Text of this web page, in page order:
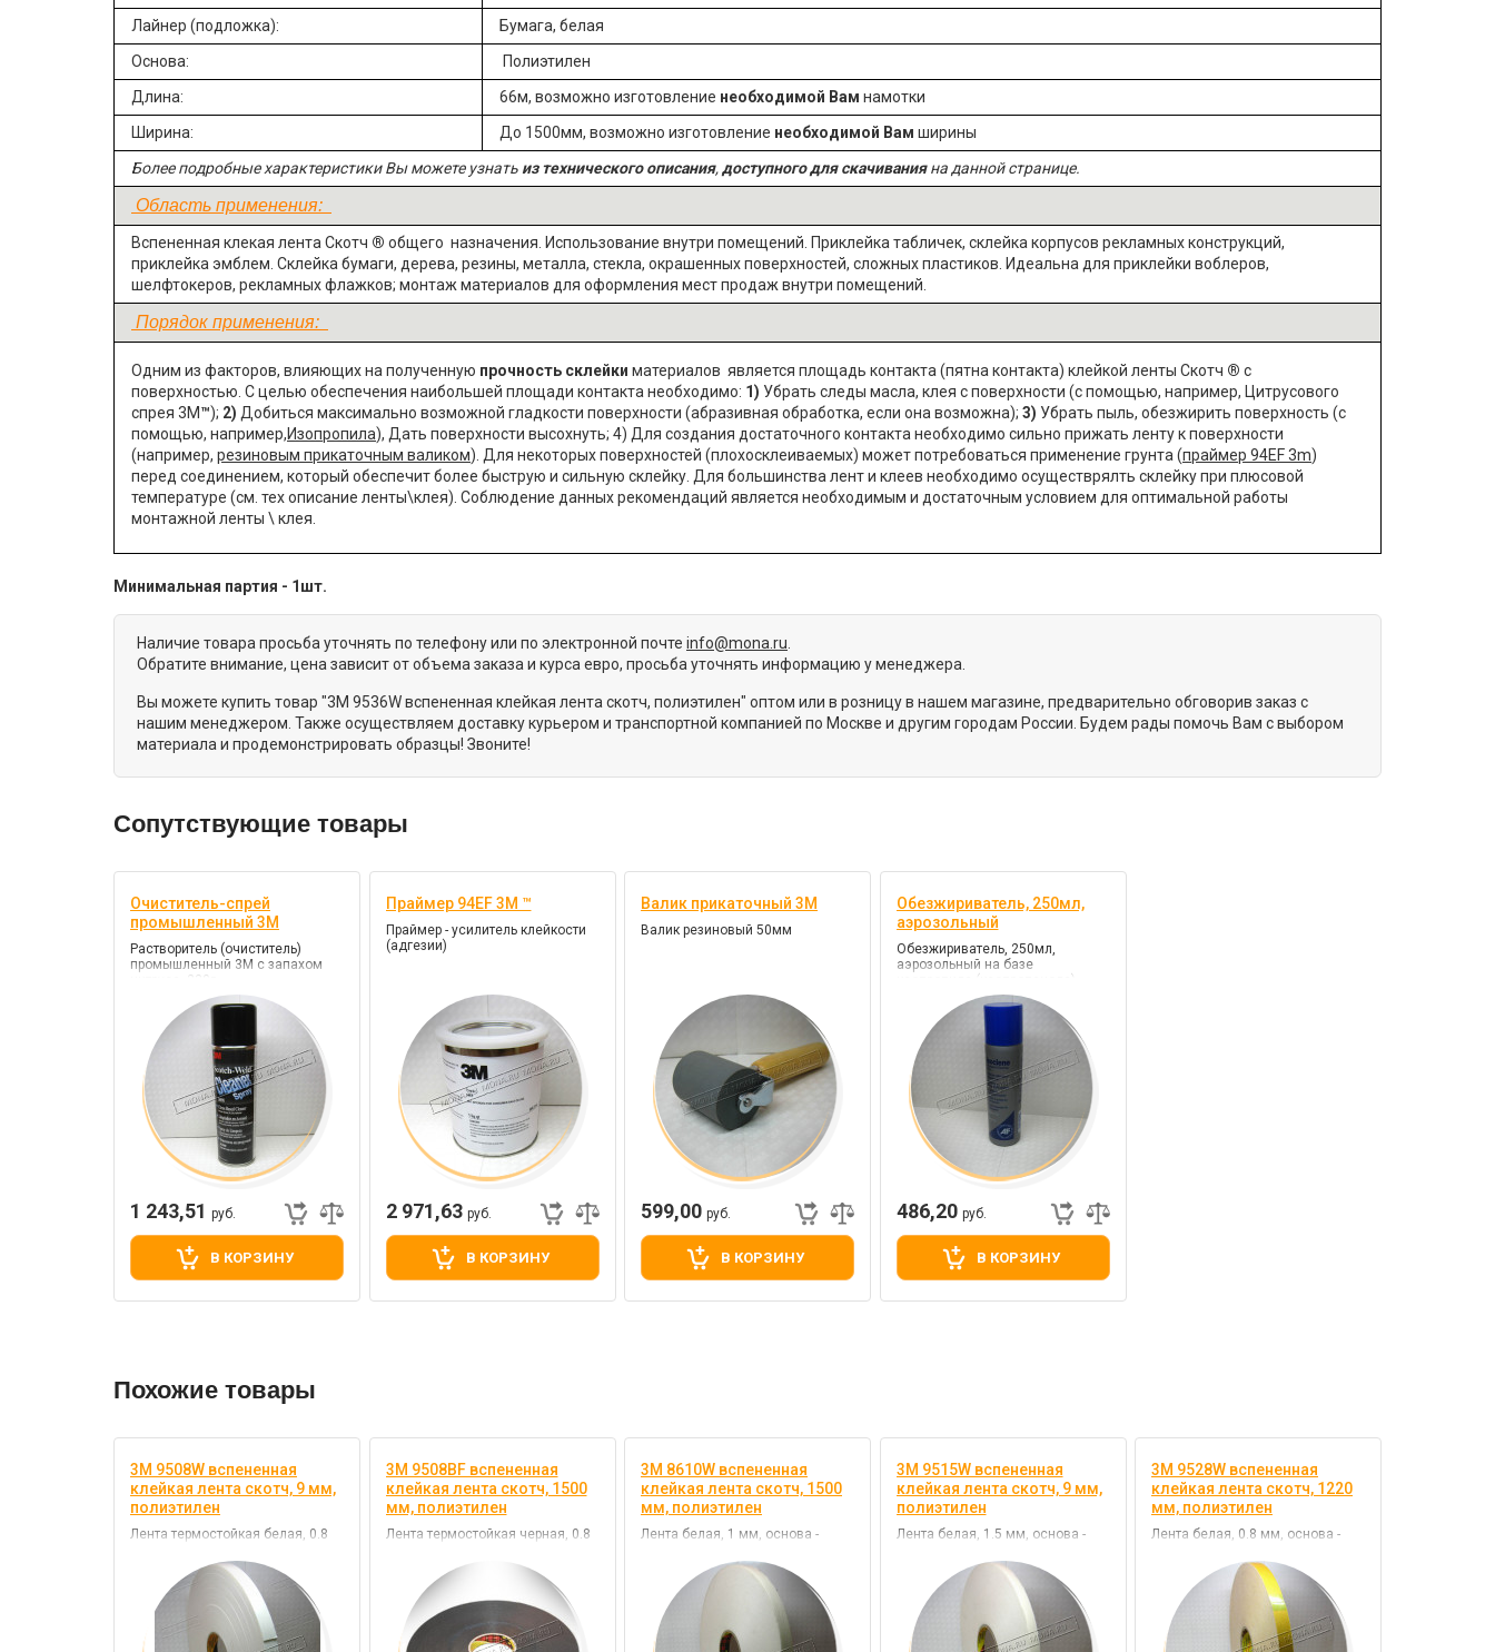
Лайнер (подложка):
Бумага, белая
Основа:
Полиэтилен
Длина:
66м, возможно изготовление необходимой Вам намотки
Ширина:
До 1500мм, возможно изготовление необходимой Вам ширины
Более подробные характеристики Вы можете узнать из технического описания,доступного для скачиванияна данной странице.
Область применения:
Вспененная клекая лента Скотч ® общего назначения. Использование внутри помещений. Приклейка табличек, склейка корпусов рекламных конструкций,
приклейка эмблем. Склейка бумаги, дерева, резины, металла, стекла, окрашенных поверхностей, сложных пластиков. Идеальна для приклейки воблеров,
шелфтокеров, рекламных флажков; монтаж материалов для оформления мест продаж внутри помещений.
Порядок применения:
Одним из факторов, влияющих на полученную прочность склейки материалов является площадь контакта (пятна контакта) клейкой ленты Скотч ® с
поверхностью. С целью обеспечения наибольшей площади контакта необходимо: 1) Убрать следы масла, клея c поверхности (с помощью, например, Цитрусового
спрея 3М™); 2) Добиться максимально возможной гладкости поверхности (абразивная обработка, если она возможна); 3) Убрать пыль, обезжирить поверхность (с
помощью, например,Изопропила), Дать поверхности высохнуть; 4) Для создания достаточного контакта необходимо сильно прижать ленту к поверхности
(например, резиновым прикаточным валиком). Для некоторых поверхностей (плохосклеиваемых) может потребоваться применение грунта (праймер 94EF 3m)
перед соединением, который обеспечит более быструю и сильную склейку. Для большинства лент и клеев необходимо осуществрялть склейку при плюсовой
температуре (см. тех описание ленты\клея). Соблюдение данных рекомендаций является необходимым и достаточным условием для оптимальной работы
монтажной ленты \ клея.
Минимальная партия - 1шт.
Наличие товара просьба уточнять по телефону или по электронной почте info@mona.ru
Обратите внимание, цена зависит от объема заказа и курса евро, просьба уточнять информацию у менеджера.
Вы можете купить товар "3M 9536W вспененная клейкая лента скотч, полиэтилен" оптом или в розницу в нашем магазине, предварительно обговорив заказ с
нашим менеджером. Также осуществляем доставку курьером и транспортной компанией по Москве и другим городам России. Будем рады помочь Вам с выбором
материала и продемонстрировать образцы! Звоните!
Сопутствующие товары
Очиститель-спрей
промышленный 3M
Растворитель (очиститель)
промышленный 3М с запахом
цитруса, 230г.
1 243,51 руб.
В КОРЗИНУ
Праймер 94EF 3М ™
Праймер - усилитель клейкости
(адгезии)
2 971,63 руб.
В КОРЗИНУ
Валик прикаточный 3М
Валик резиновый 50мм
599,00 руб.
В КОРЗИНУ
Обезжириватель, 250мл,
аэрозольный
Обезжириватель, 250мл,
аэрозольный на базе
486,20 руб.
В КОРЗИНУ
Похожие товары
3M 9508W вспененная
клейкая лента скотч, 9 мм,
полиэтилен
Лента термостойкая белая, 0.8
3M 9508BF вспененная
клейкая лента скотч, 1500
мм, полиэтилен
Лента термостойкая черная, 0.8
3M 8610W вспененная
клейкая лента скотч, 1500
мм, полиэтилен
Лента белая, 1 мм, основа -
3M 9515W вспененная
клейкая лента скотч, 9 мм,
полиэтилен
Лента белая, 1.5 мм, основа -
3M 9528W вспененная
клейкая лента скотч, 1220
мм, полиэтилен
Лента белая, 0.8 мм, основа -